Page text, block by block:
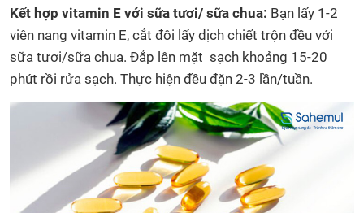
Kết hợp vitamin E với sữa tươi/ sữa chua: Bạn lấy 1-2
viên nang vitamin E, cắt đôi lấy dịch chiết trộn đều với
sữa tươi/sữa chua. Đắp lên mặt sạch khoảng 15-20
phút rồi rửa sạch. Thực hiện đều đặn 2-3 lần/tuần.